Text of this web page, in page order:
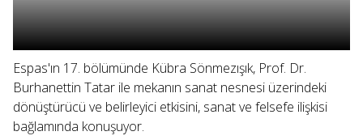
Espas'ın 17. bölümünde Kübra Sönmezışık, Prof. Dr.
Burhanettin Tatar ile mekanın sanat nesnesi üzerindeki
dönüştürücü ve belirleyici etkisini, sanat ve felsefe ilişkisi
bağlamında konuşuyor.